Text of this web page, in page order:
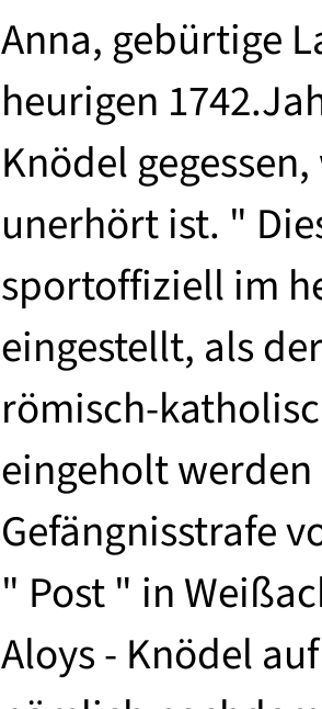
Anna, gebürtige
heurigen
Knödel
unerhört ist. "
sportoffiziell im
eingestellt, als
römisch-
eingeholt
Gefängnisstrafe
" Post " in
Aloys - Knödel